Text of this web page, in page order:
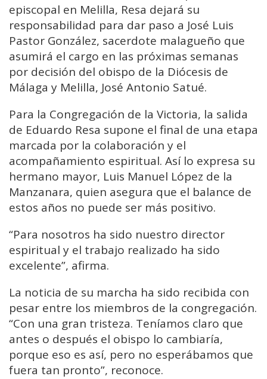
episcopal en Melilla, Resa dejará su
responsabilidad para dar paso a José Luis
Pastor González, sacerdote malagueño que
asumirá el cargo en las próximas semanas
por decisión del obispo de la Diócesis de
Málaga y Melilla, José Antonio Satué.
Para la Congregación de la Victoria, la salida
de Eduardo Resa supone el final de una etapa
marcada por la colaboración y el
acompañamiento espiritual. Así lo expresa su
hermano mayor, Luis Manuel López de la
Manzanara, quien asegura que el balance de
estos años no puede ser más positivo.
“Para nosotros ha sido nuestro director
espiritual y el trabajo realizado ha sido
excelente”, afirma.
La noticia de su marcha ha sido recibida con
pesar entre los miembros de la congregación.
“Con una gran tristeza. Teníamos claro que
antes o después el obispo lo cambiaría,
porque eso es así, pero no esperábamos que
fuera tan pronto”, reconoce.